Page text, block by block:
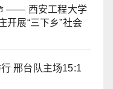
—— 西安工程大学
开展“三下乡”社会
邢台队主场15:1